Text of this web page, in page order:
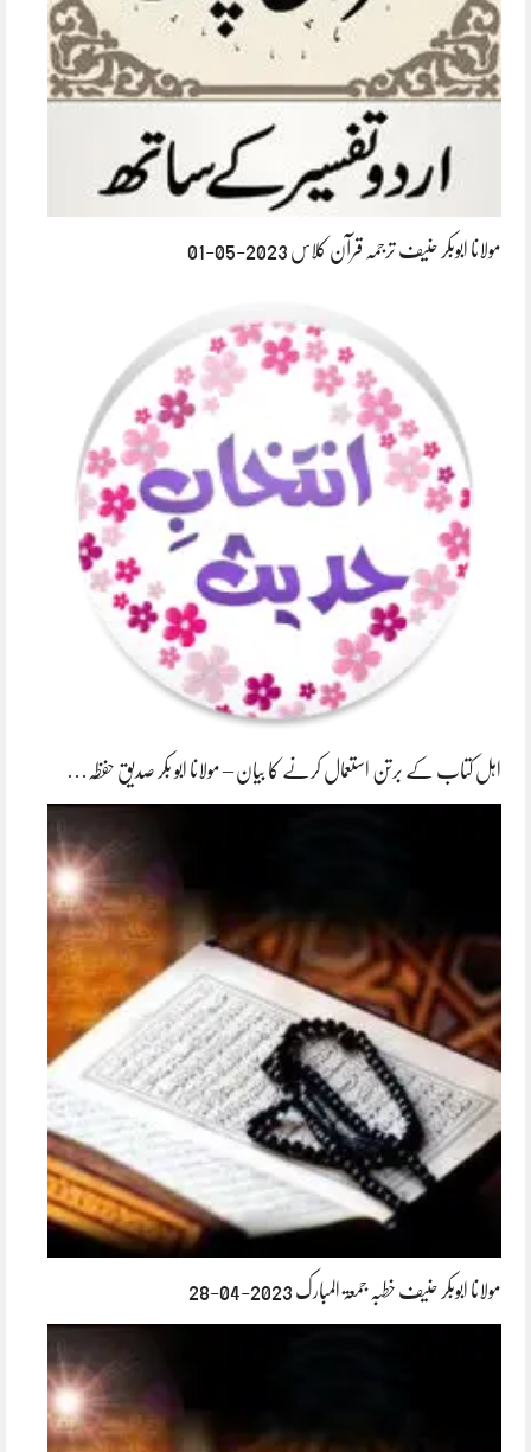
مولانا ابوبکر حنیف ترجمہ قرآن کلاس 2023-05-01
اہل کتاب کے برتن استعمال کرنے کا بیان – مولانا ابو بکر صدیق حفظہ…
مولانا ابوبکر حنیف خطبہ جمعۃ المبارک 2023-04-28